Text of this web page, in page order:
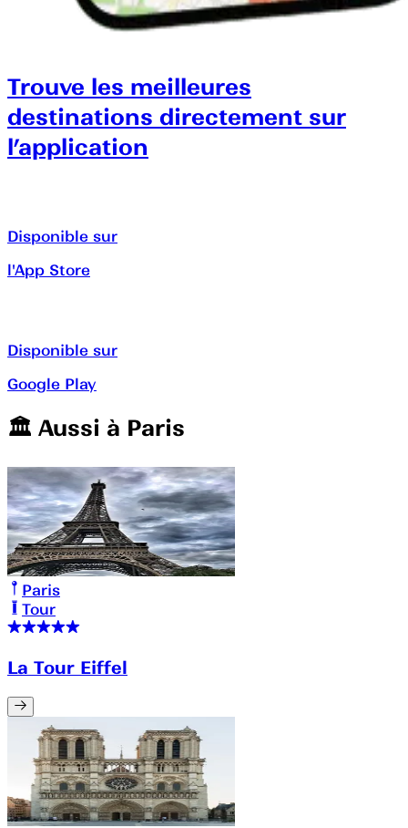
Trouve les meilleures
destinations directement sur
l’application
Disponible sur
l'App Store
Disponible sur
Google Play
🏛️️ Aussi à Paris
Paris
Tour
La Tour Eiffel